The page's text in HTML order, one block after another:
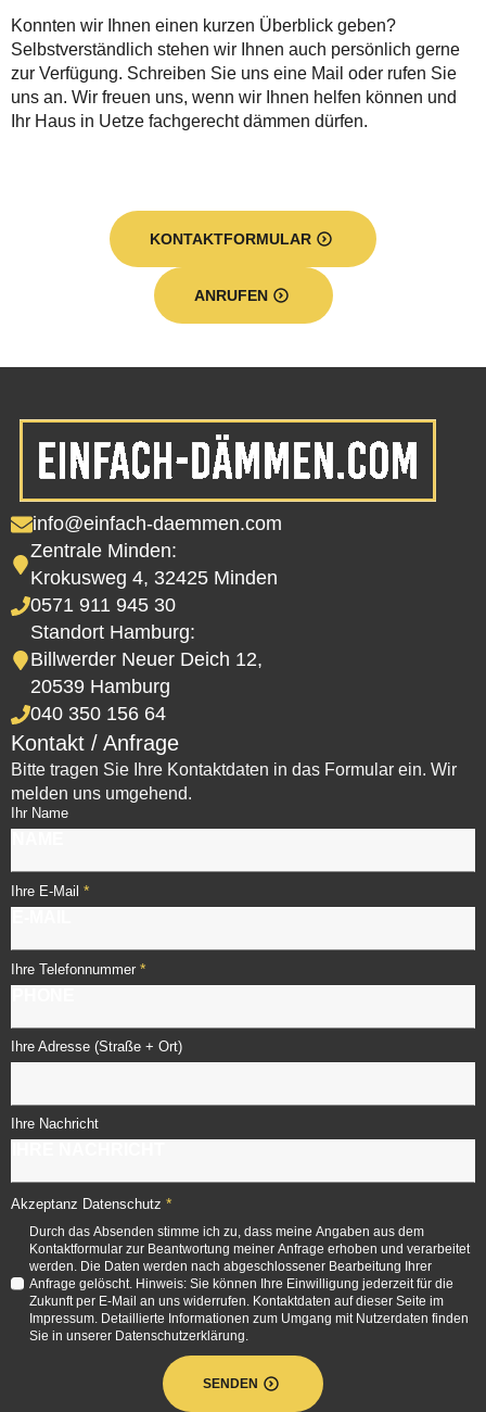
Konnten wir Ihnen einen kurzen Überblick geben?
Selbstverständlich stehen wir Ihnen auch persönlich gerne
zur Verfügung. Schreiben Sie uns eine Mail oder rufen Sie
uns an. Wir freuen uns, wenn wir Ihnen helfen können und
Ihr Haus in Uetze fachgerecht dämmen dürfen.
KONTAKTFORMULAR
ANRUFEN
info@einfach-daemmen.com
Zentrale Minden:
Krokusweg 4, 32425 Minden
0571 911 945 30
Standort Hamburg:
Billwerder Neuer Deich 12,
20539 Hamburg
040 350 156 64
Kontakt / Anfrage
Bitte tragen Sie Ihre Kontaktdaten in das Formular ein. Wir
melden uns umgehend.
Ihr Name
Ihre E-Mail *
Ihre Telefonnummer *
Ihre Adresse (Straße + Ort)
Ihre Nachricht
Akzeptanz Datenschutz *
Durch das Absenden stimme ich zu, dass meine Angaben aus dem
Kontaktformular zur Beantwortung meiner Anfrage erhoben und verarbeitet
werden. Die Daten werden nach abgeschlossener Bearbeitung Ihrer
Anfrage gelöscht. Hinweis: Sie können Ihre Einwilligung jederzeit für die
Zukunft per E-Mail an uns widerrufen. Kontaktdaten auf dieser Seite im
Impressum. Detaillierte Informationen zum Umgang mit Nutzerdaten finden
Sie in unserer Datenschutzerklärung.
SENDEN